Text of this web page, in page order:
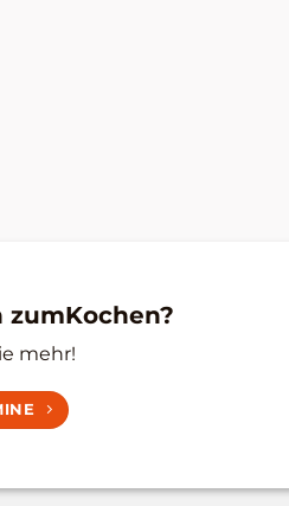
mehr!